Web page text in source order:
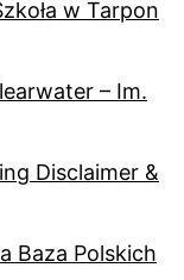
w Tarpon
– Im.
Disclaimer &
Baza Polskich